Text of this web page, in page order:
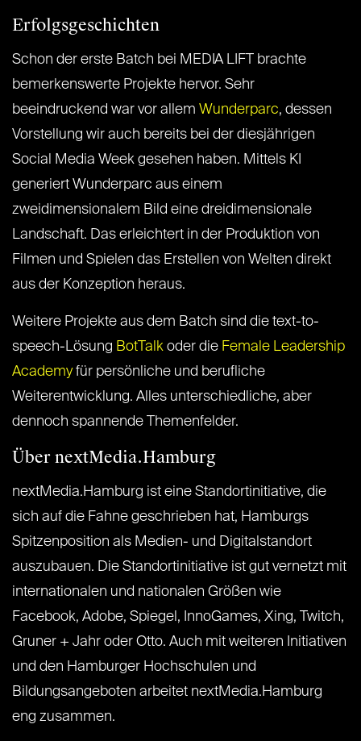
Erfolgsgeschichten
Schon der erste Batch bei MEDIA LIFT brachte
bemerkenswerte Projekte hervor. Sehr
beeindruckend war vor allem Wunderparc, dessen
Vorstellung wir auch bereits bei der diesjährigen
Social Media Week gesehen haben. Mittels KI
generiert Wunderparc aus einem
zweidimensionalem Bild eine dreidimensionale
Landschaft. Das erleichtert in der Produktion von
Filmen und Spielen das Erstellen von Welten direkt
aus der Konzeption heraus.
Weitere Projekte aus dem Batch sind die text-to-
speech-Lösung BotTalk oder die Female Leadership
Academyfür persönliche und berufliche
Weiterentwicklung. Alles unterschiedliche, aber
dennoch spannende Themenfelder.
Über nextMedia.Hamburg
nextMedia.Hamburg ist eine Standortinitiative, die
sich auf die Fahne geschrieben hat, Hamburgs
Spitzenposition als Medien- und Digitalstandort
auszubauen. Die Standortinitiative ist gut vernetzt mit
internationalen und nationalen Größen wie
Facebook, Adobe, Spiegel, InnoGames, Xing, Twitch,
Gruner + Jahr oder Otto. Auch mit weiteren Initiativen
und den Hamburger Hochschulen und
Bildungsangeboten arbeitet nextMedia.Hamburg
eng zusammen.